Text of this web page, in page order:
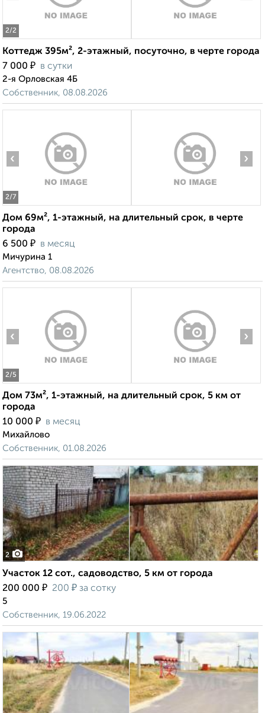
2/2
Коттедж 395м², 2-этажный, посуточно, в черте города
7 000 ₽ в сутки
2-я Орловская 4Б
Собственник, 08.08.2026
2/7
‹ ›
Дом 69м², 1-этажный, на длительный срок, в черте
города
6 500 ₽ в месяц
Мичурина 1
Агентство, 08.08.2026
2/5
‹ ›
Дом 73м², 1-этажный, на длительный срок, 5 км от
города
10 000 ₽ в месяц
Михайлово
Собственник, 01.08.2026
2
Участок 12 сот., садоводство, 5 км от города
200 000 ₽ 200 ₽ за сотку
5
Собственник, 19.06.2022